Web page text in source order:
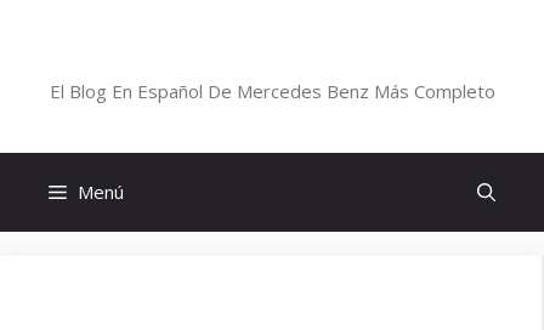
El Blog En Español De Mercedes Benz Más Completo
Menú